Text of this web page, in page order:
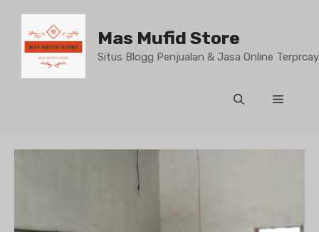
Mas Mufid Store
Situs Blogg Penjualan & Jasa Online